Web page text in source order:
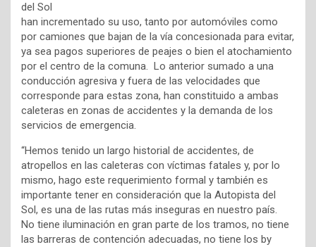
del Sol
han incrementado su uso, tanto por automóviles como
por camiones que bajan de la vía concesionada para evitar,
ya sea pagos superiores de peajes o bien el atochamiento
por el centro de la comuna. Lo anterior sumado a una
conducción agresiva y fuera de las velocidades que
corresponde para estas zona, han constituido a ambas
caleteras en zonas de accidentes y la demanda de los
servicios de emergencia.
“Hemos tenido un largo historial de accidentes, de
atropellos en las caleteras con víctimas fatales y, por lo
mismo, hago este requerimiento formal y también es
importante tener en consideración que la Autopista del
Sol, es una de las rutas más inseguras en nuestro país.
No tiene iluminación en gran parte de los tramos, no tiene
las barreras de contención adecuadas, no tiene los by